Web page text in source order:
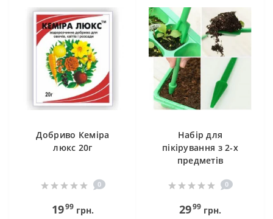
Добриво Кеміра
люкс 20г
0
1999 грн.
Набір для
пікірування з 2-х
предметів
0
2999 грн.